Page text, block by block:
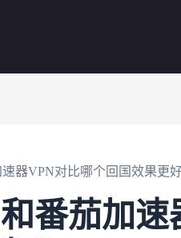
器VPN对比哪个回国效果更好
番茄加速